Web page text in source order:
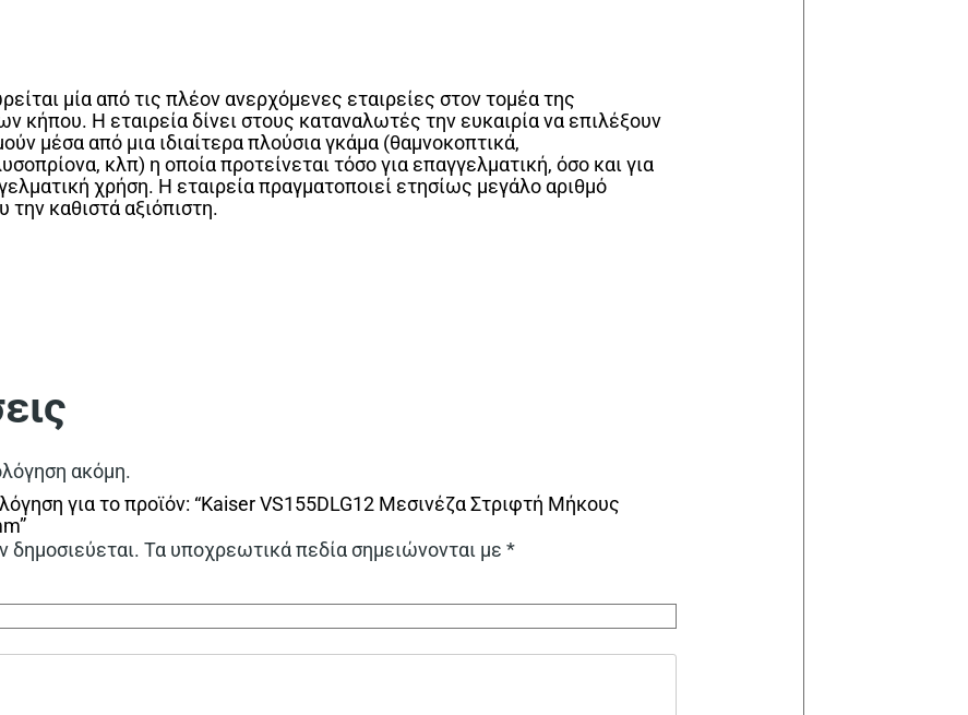
μία από τις πλέον ανερχόμενες εταιρείες στον τομέα της
κήπου. Η εταιρεία δίνει στους καταναλωτές την ευκαιρία να επιλέξουν
μέσα από μια ιδιαίτερα πλούσια γκάμα (θαμνοκοπτικά,
κλπ) η οποία προτείνεται τόσο για επαγγελματική, όσο και για
χρήση. Η εταιρεία πραγματοποιεί ετησίως μεγάλο αριθμό
καθιστά αξιόπιστη.
ακόμη.
για το προϊόν: “Kaiser VS155DLG12 Μεσινέζα Στριφτή Μήκους
δημοσιεύεται. Τα υποχρεωτικά πεδία σημειώνονται με*